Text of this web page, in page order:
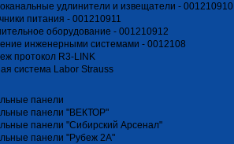
удлинители и извещатели - 001210910
питания - 001210911
оборудование - 001210912
инженерными системами - 0012108
протокол R3-LINK
система Labor Strauss
панели
панели "ВЕКТОР"
панели "Сибирский Арсенал"
панели "Рубеж 2А"